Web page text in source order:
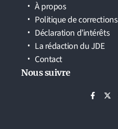
À propos
Politique de corrections
Déclaration d’intérêts
La rédaction du JDE
Contact
Nous suivre